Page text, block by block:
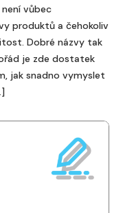
vůbec
produktů a čehokoliv
Dobré názvy tak
je zde dostatek
jak snadno vymyslet